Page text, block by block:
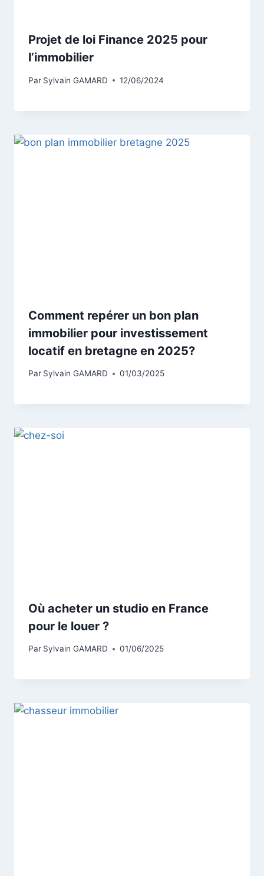
Projet de loi Finance 2025 pour
l’immobilier
Par Sylvain GAMARD 12/06/2024
Comment repérer un bon plan
immobilier pour investissement
locatif en bretagne en 2025?
Par Sylvain GAMARD 01/03/2025
Où acheter un studio en France
pour le louer ?
Par Sylvain GAMARD 01/06/2025